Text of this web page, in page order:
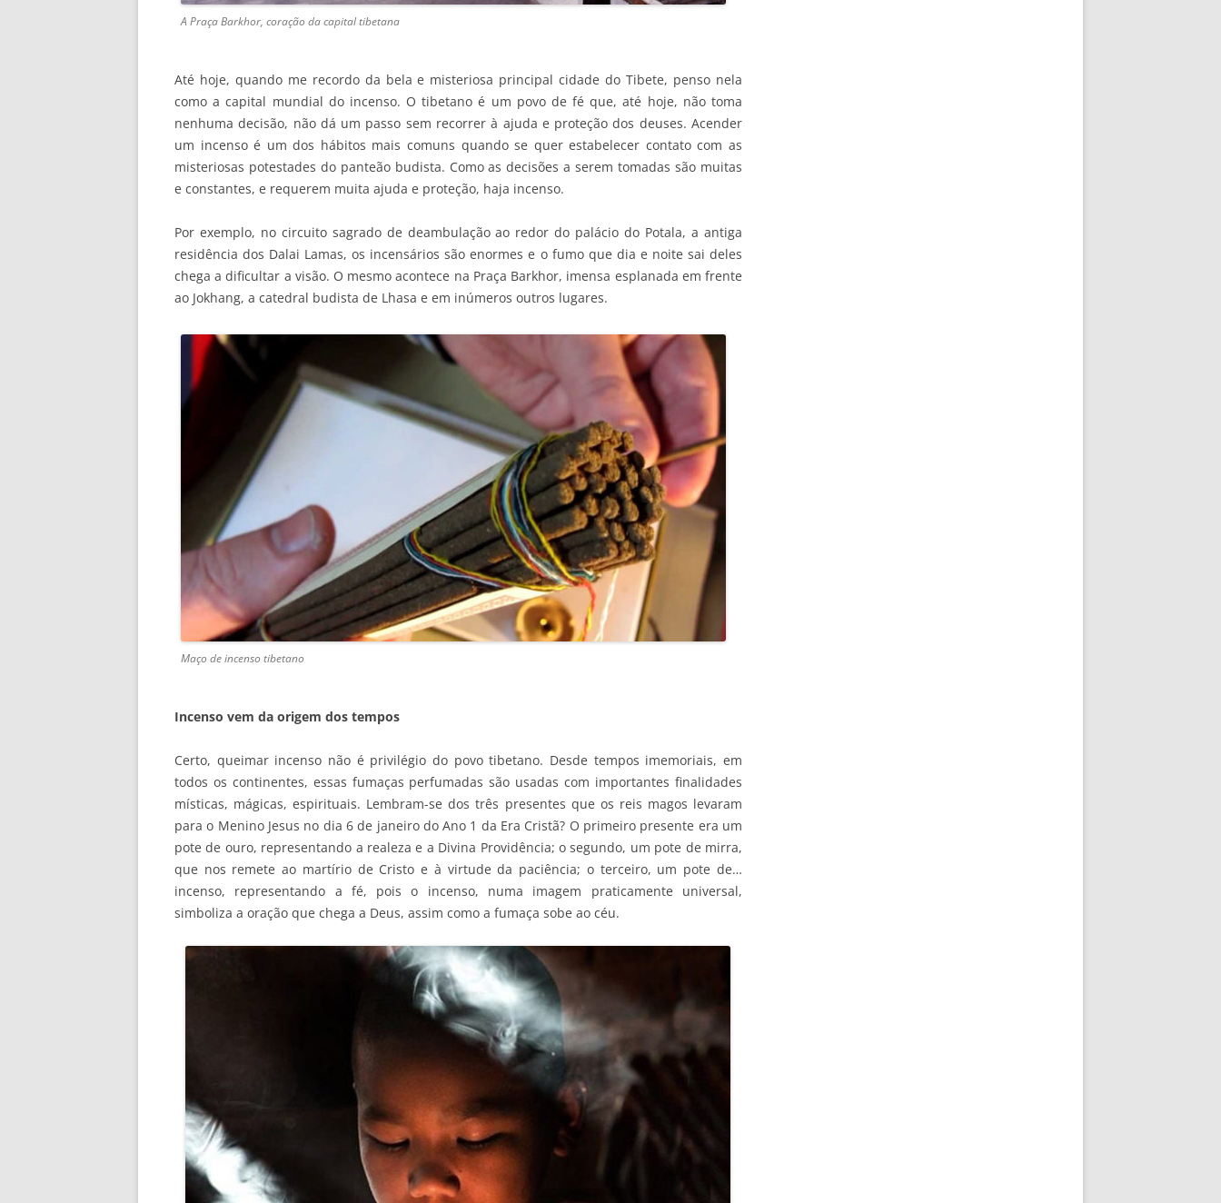
A Praça Barkhor, coração da capital tibetana
Até hoje, quando me recordo da bela e misteriosa principal cidade do Tibete, penso nela
como a capital mundial do incenso. O tibetano é um povo de fé que, até hoje, não toma
nenhuma decisão, não dá um passo sem recorrer à ajuda e proteção dos deuses. Acender
um incenso é um dos hábitos mais comuns quando se quer estabelecer contato com as
misteriosas potestades do panteão budista. Como as decisões a serem tomadas são muitas
e constantes, e requerem muita ajuda e proteção, haja incenso.
Por exemplo, no circuito sagrado de deambulação ao redor do palácio do Potala, a antiga
residência dos Dalai Lamas, os incensários são enormes e o fumo que dia e noite sai deles
chega a dificultar a visão. O mesmo acontece na Praça Barkhor, imensa esplanada em frente
ao Jokhang, a catedral budista de Lhasa e em inúmeros outros lugares.
Maço de incenso tibetano
Incenso vem da origem dos tempos
Certo, queimar incenso não é privilégio do povo tibetano. Desde tempos imemoriais, em
todos os continentes, essas fumaças perfumadas são usadas com importantes finalidades
místicas, mágicas, espirituais. Lembram-se dos três presentes que os reis magos levaram
para o Menino Jesus no dia 6 de janeiro do Ano 1 da Era Cristã? O primeiro presente era um
pote de ouro, representando a realeza e a Divina Providência; o segundo, um pote de mirra,
que nos remete ao martírio de Cristo e à virtude da paciência; o terceiro, um pote de…
incenso, representando a fé, pois o incenso, numa imagem praticamente universal,
simboliza a oração que chega a Deus, assim como a fumaça sobe ao céu.